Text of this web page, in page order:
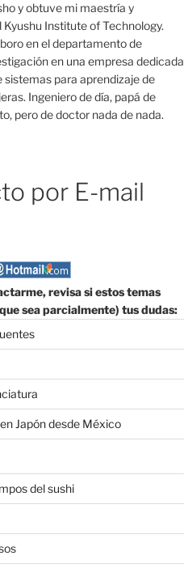
y obtuve mi maestría y
Institute of Technology.
en el departamento de
en una empresa dedicada
sistemas para aprendizaje de
Ingeniero de día, papá de
pero de doctor nada de nada.
por E-mail
revisa si estos temas
sea parcialmente) tus dudas:
Japón desde México
del sushi